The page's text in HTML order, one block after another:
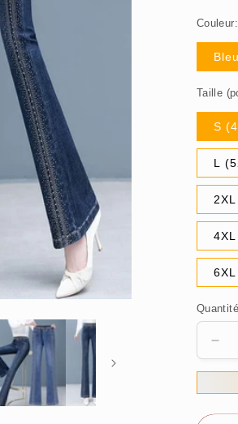
Couleur:
Taille
S (42.5-
S
L
Quantité
la
de
🔥